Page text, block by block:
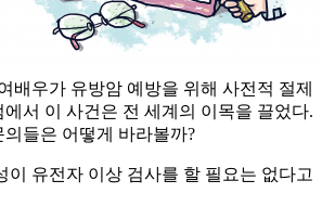
배우가 유방암 예방을 위해 사전적 절제
서 이 사건은 전 세계의 이목을 끌었다.
들은 어떻게 바라볼까?
이 유전자 이상 검사를 할 필요는 없다고